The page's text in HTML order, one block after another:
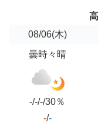
08/06(木)
曇時々晴
-/-/-/30％
-/-